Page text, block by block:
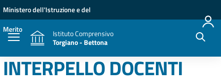
Vai ai contenuti
Vai al menu di navigazione
Vai al footer
Ministero dell'Istruzione e del
Merito
Istituto Comprensivo
Torgiano - Bettona
INTERPELLO DOCENTI